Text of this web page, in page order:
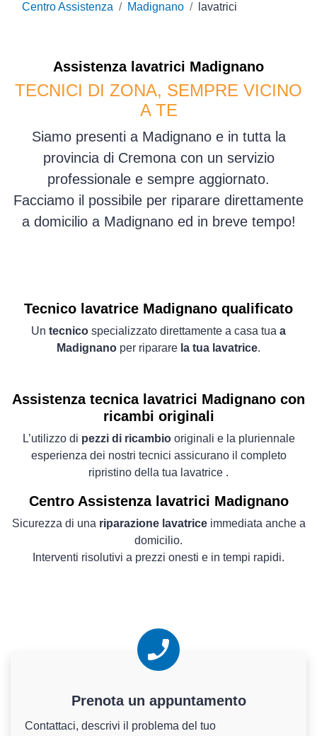
Centro Assistenza Madignano lavatrici
Assistenza lavatrici Madignano
TECNICI DI ZONA, SEMPRE VICINO
A TE
Siamo presenti a Madignano e in tutta la
provincia di Cremona con un servizio
professionale e sempre aggiornato.
Facciamo il possibile per riparare direttamente
a domicilio a Madignano ed in breve tempo!
Tecnico lavatrice Madignano qualificato
Un tecnico specializzato direttamente a casa tua a
Madignano per riparare la tua lavatrice.
Assistenza tecnica lavatrici Madignano con
ricambi originali
L’utilizzo di pezzi di ricambio originali e la pluriennale
esperienza dei nostri tecnici assicurano il completo
ripristino della tua lavatrice .
Centro Assistenza lavatrici Madignano
Sicurezza di una riparazione lavatrice immediata anche a
domicilio.
Interventi risolutivi a prezzi onesti e in tempi rapidi.
Prenota un appuntamento
Contattaci, descrivi il problema del tuo